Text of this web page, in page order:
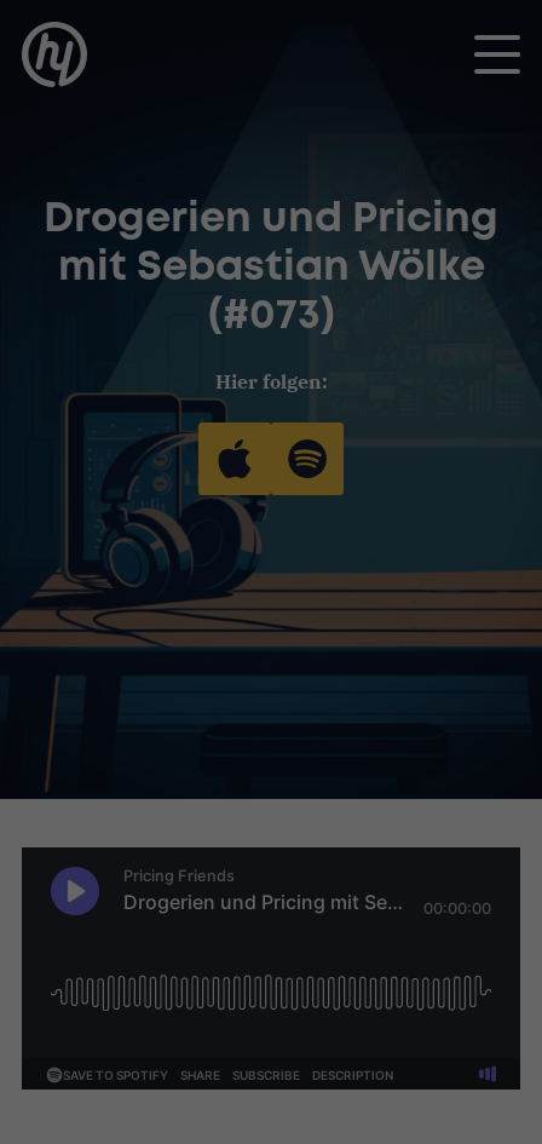
Toggle
Drogerien und Pricing
mit Sebastian Wölke
(#073)
Hier folgen: